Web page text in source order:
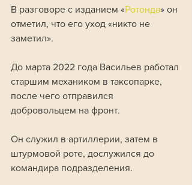
В разговоре с изданием «Ротонда» он
отметил, что его уход «никто не
заметил».
До марта 2022 года Васильев работал
старшим механиком в таксопарке,
после чего отправился
добровольцем на фронт.
Он служил в артиллерии, затем в
штурмовой роте, дослужился до
командира подразделения.